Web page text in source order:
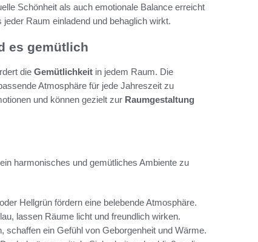
Schönheit als auch emotionale Balance erreicht
jeder Raum einladend und behaglich wirkt.
es gemütlich
die Gemütlichkeit in jedem Raum. Die
Atmosphäre für jede Jahreszeit zu
und können gezielt zur Raumgestaltung
harmonisches und gemütliches Ambiente zu
Hellgrün fördern eine belebende Atmosphäre.
lassen Räume licht und freundlich wirken.
schaffen ein Gefühl von Geborgenheit und Wärme.